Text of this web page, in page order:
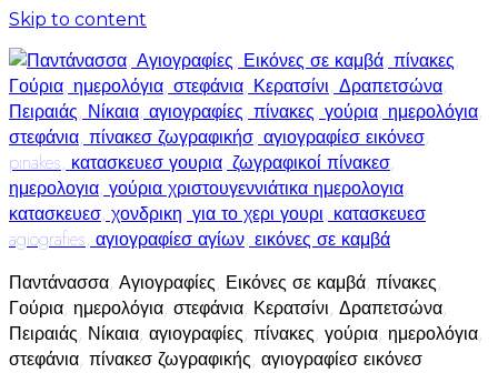
Skip to content
Παντάνασσα, Αγιογραφίες, Εικόνες σε καμβά, πίνακες,
Γούρια, ημερολόγια, στεφάνια, Κερατσίνι, Δραπετσώνα,
Πειραιάς, Νίκαια, αγιογραφίες, πίνακες, γούρια, ημερολόγια,
στεφάνια, πίνακεσ ζωγραφικής, αγιογραφίεσ εικόνεσ